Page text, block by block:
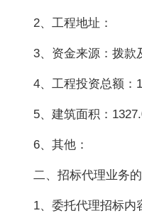
2、工程地址：
3、资金来源：拨款
4、工程投资总额：
5、建筑面积：
6、其他：
二、招标代理业务
1、委托代理招标内